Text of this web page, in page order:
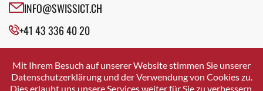
Davos Platz
Davos Platz 1
Dietikon
Dietlikon
INFO@SWISSICT.CH
+41 43 336 40 20
SWISSICT
VULKANSTRASSE 120
8048 ZURICH
Mit Ihrem Besuch auf unserer Website stimmen Sie unserer
Datenschutzerklärung und der Verwendung von Cookies zu.
Dies erlaubt uns unsere Services weiter für Sie zu verbessern.